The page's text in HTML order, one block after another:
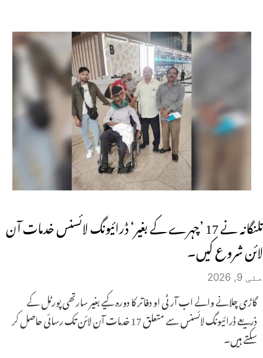
تلنگانہ نے 17 ’چہرے کے بغیر‘ ڈرائیونگ لائسنس خدمات آن
لائن شروع کیں۔
مئی 9, 2026
گاڑی چلانے والے اب آر ٹی او دفاتر کا دورہ کیے بغیر سارتھی پورٹل کے
ذریعے ڈرائیونگ لائسنس سے متعلق 17 خدمات آن لائن تک رسائی حاصل کر
سکتے ہیں۔